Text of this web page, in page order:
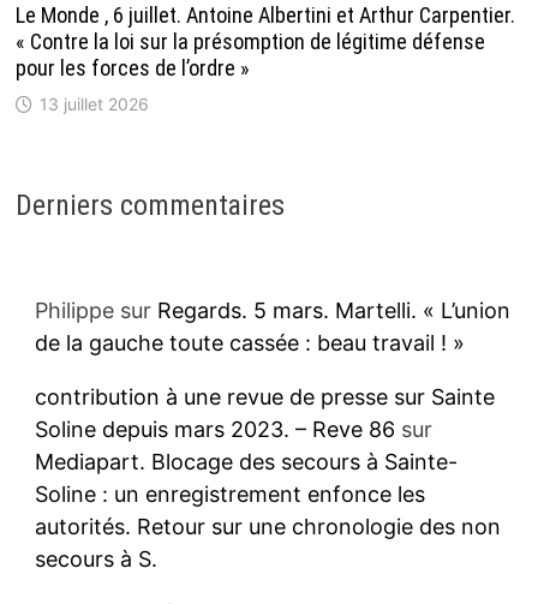
Le Monde , 6 juillet. Antoine Albertini et Arthur Carpentier.
« Contre la loi sur la présomption de légitime défense
pour les forces de l’ordre »
13 juillet 2026
Derniers commentaires
Philippesur Regards. 5 mars. Martelli. « L’union
de la gauche toute cassée : beau travail ! »
contribution à une revue de presse sur Sainte
Soline depuis mars 2023. – Reve 86 sur
Mediapart. Blocage des secours à Sainte-
Soline : un enregistrement enfonce les
autorités. Retour sur une chronologie des non
secours à S.